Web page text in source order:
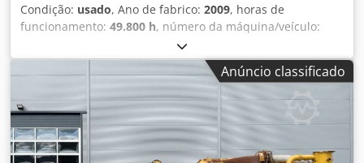
Condição: usado, Ano de fabrico: 2009, horas de
funcionamento: 49.800 h, número da máquina/veículo:
, tipo de combustível:
motores:Caterpillar G3520C, Finalidade de utilização:
construção civil Peso em vazio: 17.500 kg Potência do
gerador: 2.150 kVA Dimensões da área de carga: 7 x 2 x 27
cm Contacte a equipa DPX para obter mais informações.
Dcedpezpdn Ujfx Ackok = Outras opções e acessórios = -
Painel de controlo
Anúncio classificado